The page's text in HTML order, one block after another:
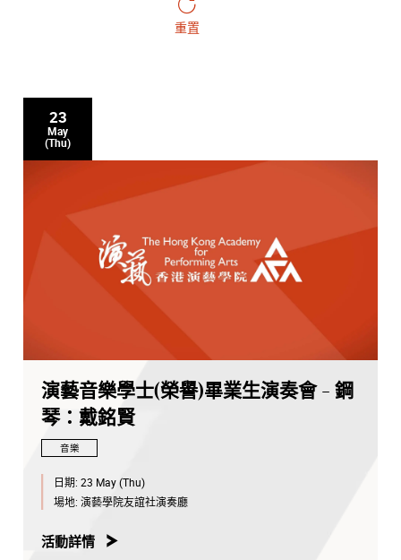
重置
23
May
(Thu)
演藝音樂學士(榮譽)畢業生演奏會 - 鋼
琴：戴銘賢
音樂
日期: 23 May (Thu)
場地: 演藝學院友誼社演奏廳
活動詳情